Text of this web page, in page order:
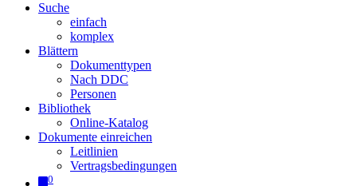
Suche
einfach
komplex
Blättern
Dokumenttypen
Nach DDC
Personen
Bibliothek
Online-Katalog
Dokumente einreichen
Leitlinien
Vertragsbedingungen
0